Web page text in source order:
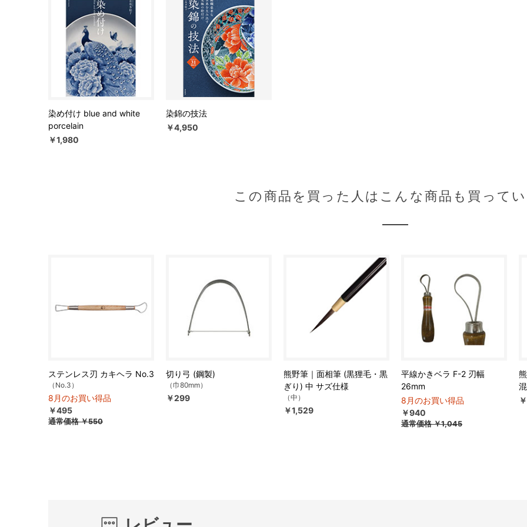
染め付け blue and white
porcelain
￥1,980
染錦の技法
￥4,950
この商品を買った人はこんな商品も買って
ステンレス刃 カキヘラ No.3
（No.3）
8月のお買い得品
￥495
通常価格￥550
切り弓 (鋼製)
（巾80mm）
￥299
熊野筆｜面相筆 (黒狸毛・黒
ぎり) 中 サズ仕様
（中）
￥1,529
平線かきベラ F-2 刃幅
26mm
8月のお買い得品
￥940
通常価格￥1,045